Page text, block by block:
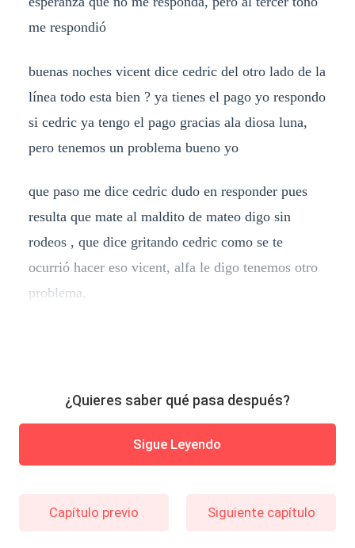
me respondió
buenas noches vicent dice cedric del otro lado de la
línea todo esta bien ? ya tienes el pago yo respondo
si cedric ya tengo el pago gracias ala diosa luna,
pero tenemos un problema bueno yo
que paso me dice cedric dudo en responder pues
resulta que mate al maldito de mateo digo sin
rodeos , que dice gritando cedric como se te
ocurrió hacer eso vicent, alfa le digo tenemos otro
problema,
¿Quieres saber qué pasa después?
Sigue Leyendo
Capítulo previo Siguiente capítulo